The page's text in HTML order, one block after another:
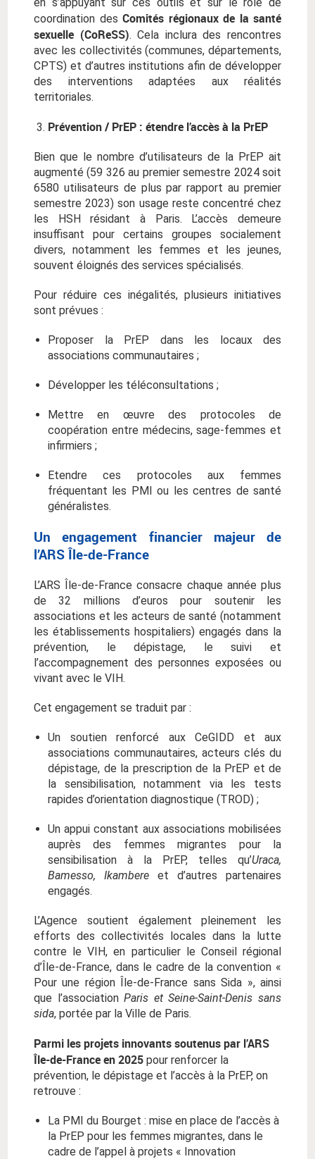
coordination des Comités régionaux de la santé
sexuelle (CoReSS). Cela inclura des rencontres
avec les collectivités (communes, départements,
CPTS) et d’autres institutions afin de développer
des interventions adaptées aux réalités
territoriales.
Prévention / PrEP : étendre l’accès à la PrEP
Bien que le nombre d’utilisateurs de la PrEP ait
augmenté (59 326 au premier semestre 2024 soit
6580 utilisateurs de plus par rapport au premier
semestre 2023) son usage reste concentré chez
les HSH résidant à Paris. L’accès demeure
insuffisant pour certains groupes socialement
divers, notamment les femmes et les jeunes,
souvent éloignés des services spécialisés.
Pour réduire ces inégalités, plusieurs initiatives
sont prévues :
Proposer la PrEP dans les locaux des
associations communautaires ;
Développer les téléconsultations ;
Mettre en œuvre des protocoles de
coopération entre médecins, sage-femmes et
infirmiers ;
Etendre ces protocoles aux femmes
fréquentant les PMI ou les centres de santé
généralistes.
Un engagement financier majeur de
l’ARS Île-de-France
L’ARS Île-de-France consacre chaque année plus
de 32 millions d’euros pour soutenir les
associations et les acteurs de santé (notamment
les établissements hospitaliers) engagés dans la
prévention, le dépistage, le suivi et
l’accompagnement des personnes exposées ou
vivant avec le VIH.
Cet engagement se traduit par :
Un soutien renforcé aux CeGIDD et aux
associations communautaires, acteurs clés du
dépistage, de la prescription de la PrEP et de
la sensibilisation, notamment via les tests
rapides d’orientation diagnostique (TROD) ;
Un appui constant aux associations mobilisées
auprès des femmes migrantes pour la
sensibilisation à la PrEP, telles qu’Uraca,
Bamesso, Ikambere et d’autres partenaires
engagés.
L’Agence soutient également pleinement les
efforts des collectivités locales dans la lutte
contre le VIH, en particulier le Conseil régional
d’Île-de-France, dans le cadre de la convention «
Pour une région Île-de-France sans Sida », ainsi
que l’associationParis et Seine-Saint-Denis sans
sida, portée par la Ville de Paris.
Parmi les projets innovants soutenus par l’ARS
Île-de-France en 2025 pour renforcer la
prévention, le dépistage et l’accès à la PrEP, on
retrouve :
La PMI du Bourget : mise en place de l’accès à
la PrEP pour les femmes migrantes, dans le
cadre de l’appel à projets « Innovation